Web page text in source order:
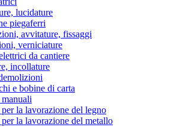
lucidature
piegaferri
avvitature, fissaggi
verniciature
da cantiere
incollature
e bobine di carta
la lavorazione del legno
la lavorazione del metallo